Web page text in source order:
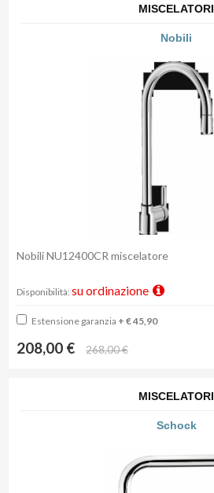
MISCELATORI
Nobili
Nobili NU12400CR miscelatore
Disponibilità: su ordinazione
Estensione garanzia + € 45,90
208,00 € 268,00 €
MISCELATORI
Schock